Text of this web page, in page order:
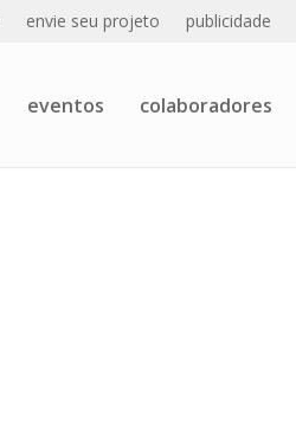
envie seu projeto publicidade
eventos colaboradores